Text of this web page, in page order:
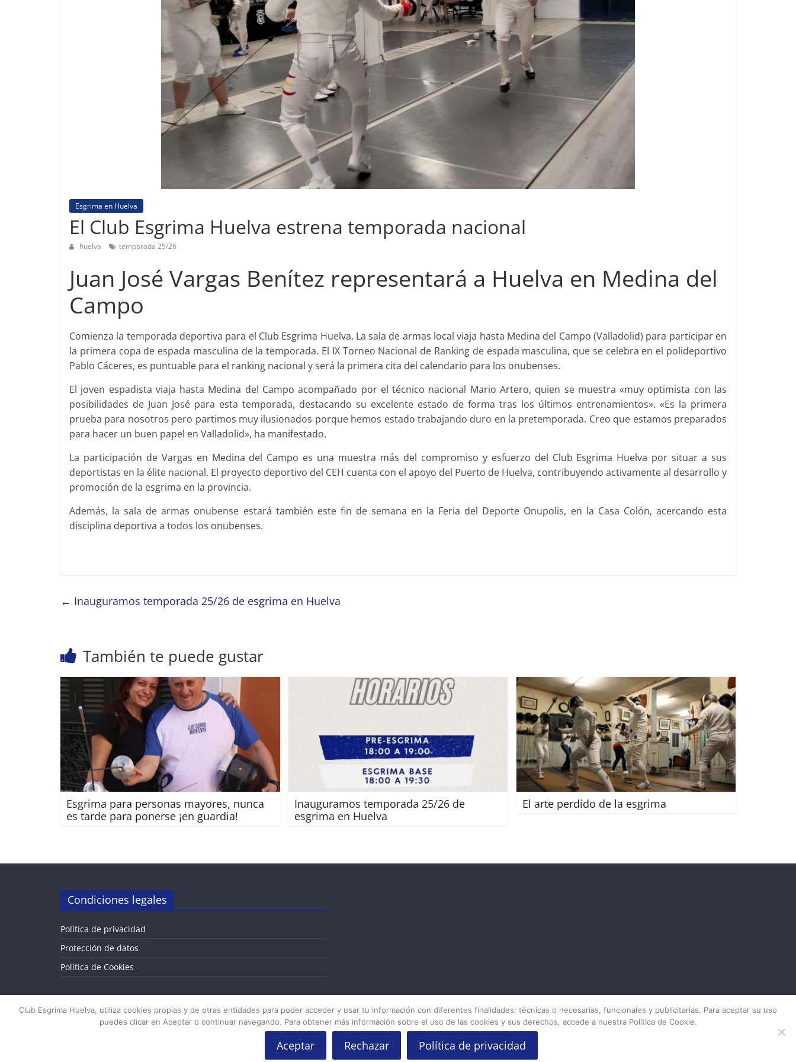
Esgrima en Huelva
El Club Esgrima Huelva estrena temporada nacional
huelva temporada 25/26
Juan José Vargas Benítez representará a Huelva en Medina del
Campo
Comienza la temporada deportiva para el Club Esgrima Huelva. La sala de armas local viaja hasta Medina del Campo (Valladolid) para participar en
la primera copa de espada masculina de la temporada. El IX Torneo Nacional de Ranking de espada masculina, que se celebra en el polideportivo
Pablo Cáceres, es puntuable para el ranking nacional y será la primera cita del calendario para los onubenses.
El joven espadista viaja hasta Medina del Campo acompañado por el técnico nacional Mario Artero, quien se muestra «muy optimista con las
posibilidades de Juan José para esta temporada, destacando su excelente estado de forma tras los últimos entrenamientos». «Es la primera
prueba para nosotros pero partimos muy ilusionados porque hemos estado trabajando duro en la pretemporada. Creo que estamos preparados
para hacer un buen papel en Valladolid», ha manifestado.
La participación de Vargas en Medina del Campo es una muestra más del compromiso y esfuerzo del Club Esgrima Huelva por situar a sus
deportistas en la élite nacional. El proyecto deportivo del CEH cuenta con el apoyo del Puerto de Huelva, contribuyendo activamente al desarrollo y
promoción de la esgrima en la provincia.
Además, la sala de armas onubense estará también este fin de semana en la Feria del Deporte Onupolis, en la Casa Colón, acercando esta
disciplina deportiva a todos los onubenses.
← Inauguramos temporada 25/26 de esgrima en Huelva
También te puede gustar
Esgrima para personas mayores, nunca
es tarde para ponerse ¡en guardia!
Inauguramos temporada 25/26 de
esgrima en Huelva
El arte perdido de la esgrima
Condiciones legales
Política de privacidad
Protección de datos
Política de Cookies
Club Esgrima Huelva, utiliza cookies propias y de otras entidades para poder acceder y usar tu información con diferentes finalidades: técnicas o necesarias, funcionales y publicitarias. Para aceptar su uso
puedes clicar en Aceptar o continuar navegando. Para obtener más información sobre el uso de las cookies y sus derechos, accede a nuestra Política de Cookie.
Aceptar Rechazar Política de privacidad